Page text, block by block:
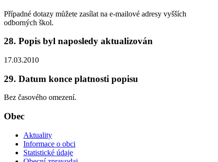
Případné dotazy můžete zasílat na e-mailové adresy vyšších
odborných škol.
28. Popis byl naposledy aktualizován
17.03.2010
29. Datum konce platnosti popisu
Bez časového omezení.
Obec
Aktuality
Informace o obci
Statistické údaje